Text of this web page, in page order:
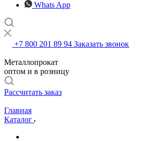
Whats App
+7 800 201 89 94 Заказать звонок
Металлопрокат
оптом и в розницу
Рассчитать заказ
Главная
Каталог